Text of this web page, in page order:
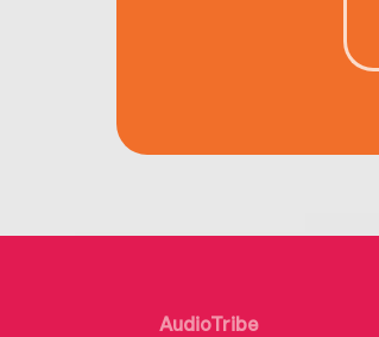
AudioTribe